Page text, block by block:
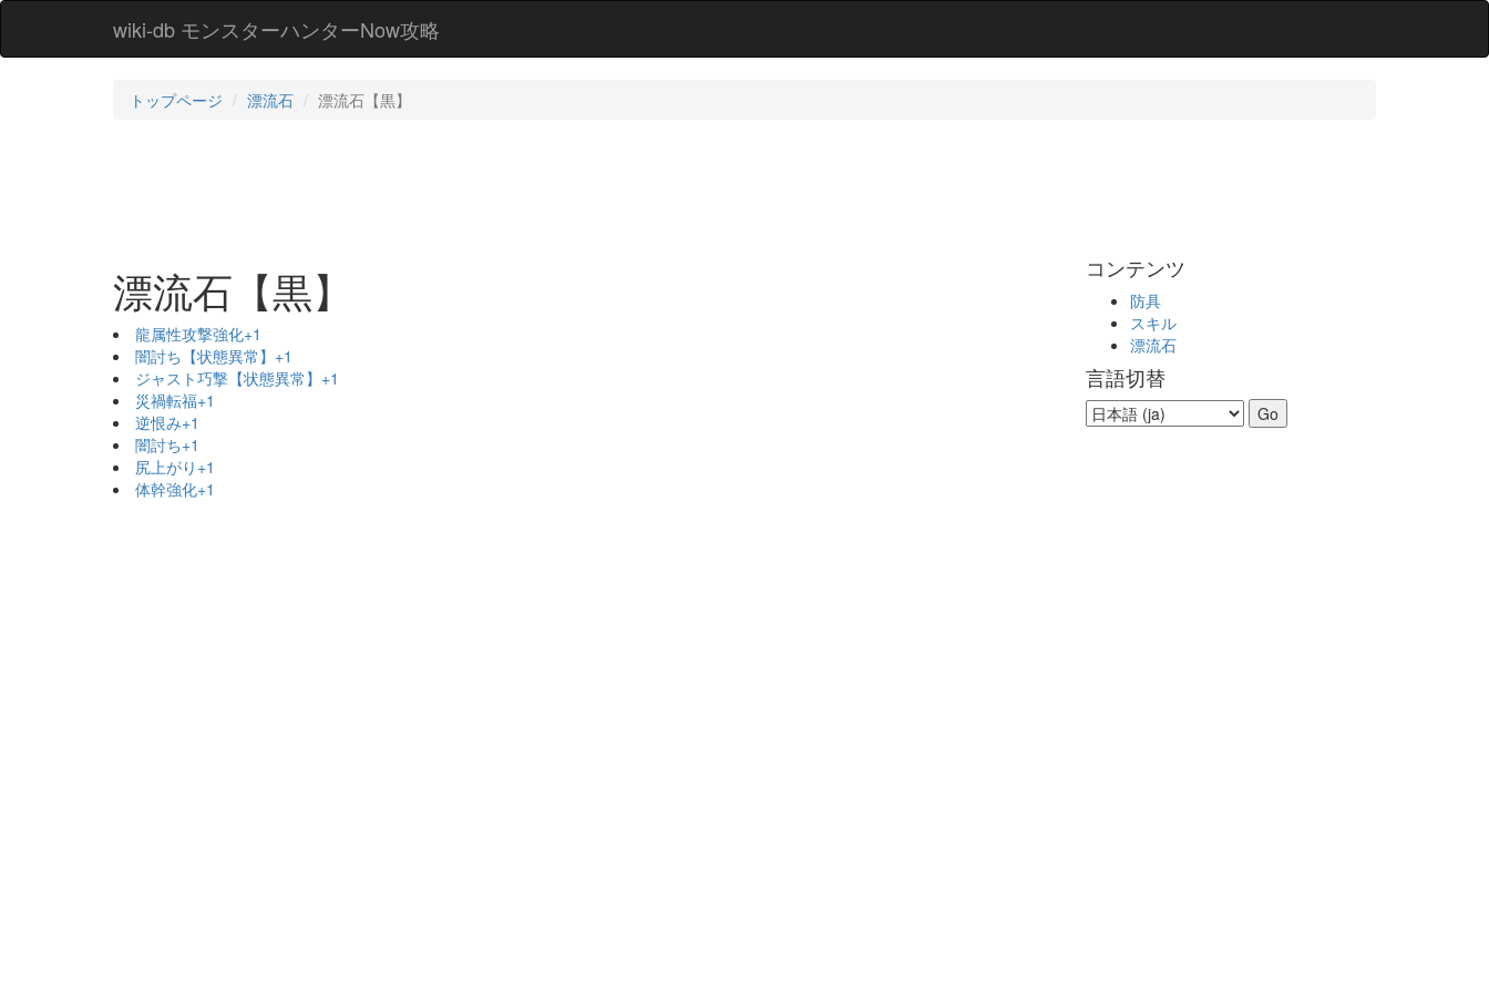
wiki-db モンスターハンターNow攻略
トップページ 漂流石 漂流石【黒】
漂流石【黒】
龍属性攻撃強化+1
闇討ち【状態異常】+1
ジャスト巧撃【状態異常】+1
災禍転福+1
逆恨み+1
闇討ち+1
尻上がり+1
体幹強化+1
コンテンツ
防具
スキル
漂流石
言語切替